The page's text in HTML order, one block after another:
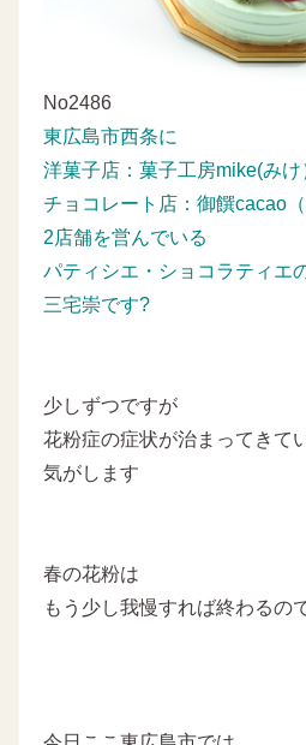
No2486
東広島市西条に
洋菓子店：菓子工房mike(みけ
チョコレート店：御饌cacao（
2店舗を営んでいる
パティシエ・ショコラティエ
三宅崇です?
少しずつですが
花粉症の症状が治まってきて
気がします
春の花粉は
もう少し我慢すれば終わるの